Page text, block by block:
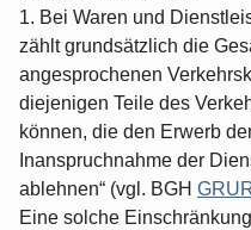
1. Bei Waren und
zählt grundsätzlich die
angesprochenen
diejenigen Teile des
können, die den Erwerb
Inanspruchnahme der
ablehnen“ (vgl. BGH
Eine solche